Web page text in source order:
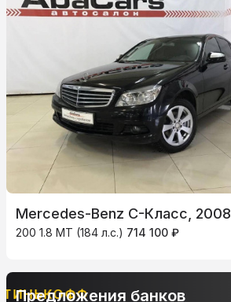
Mercedes-Benz C-Класс, 2008
200 1.8 MT (184 л.с.) 714 100 ₽
АЛЬФА-БАНК
Предложения банков